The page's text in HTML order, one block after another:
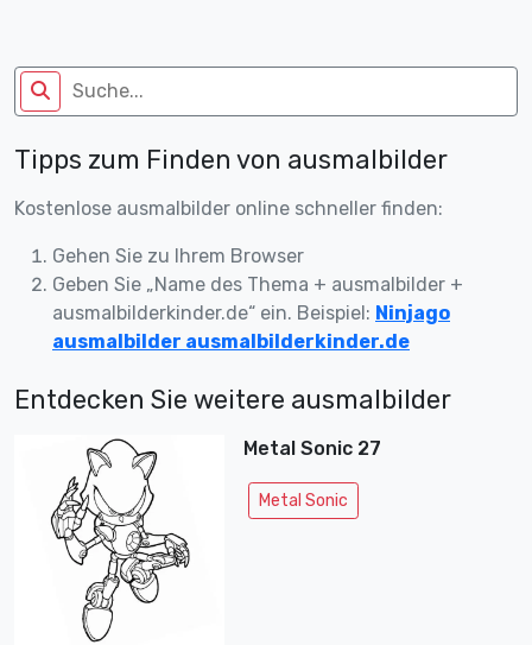
Tipps zum Finden von ausmalbilder
Kostenlose ausmalbilder online schneller finden:
Gehen Sie zu Ihrem Browser
Geben Sie „Name des Thema + ausmalbilder +
ausmalbilderkinder.de“ ein. Beispiel: Ninjago
ausmalbilder ausmalbilderkinder.de
Entdecken Sie weitere ausmalbilder
Metal Sonic 27
Metal Sonic